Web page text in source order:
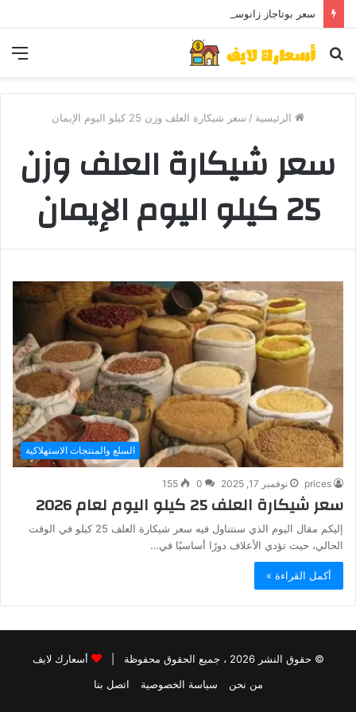
سعر بوتاجاز زانوسي كول ماكس اليوم ..و5 عيوب
بحث
الرئيسية / سعر شيكارة العلف وزن 25 كيلو اليوم الإيمان
سعر شيكارة العلف وزن
25 كيلو اليوم الإيمان
السلع والمنتجات الاستهلاكية
prices نوفمبر 17, 2025 0
155
سعر شيكارة العلف 25 كيلو اليوم لعام 2026
إليكم مقال اليوم الذي سنتناول فيه سعر شيكارة العلف 25 كيلو في الوقت
الحالي، حيث تؤدي الأعلاف دورًا أساسيًا في…
أكمل القراءة »
© حقوق النشر 2026 ، جميع الحقوق محفوظة |
أسعارك لايف
من نحن
سياسة الخصوصية اتصل بنا